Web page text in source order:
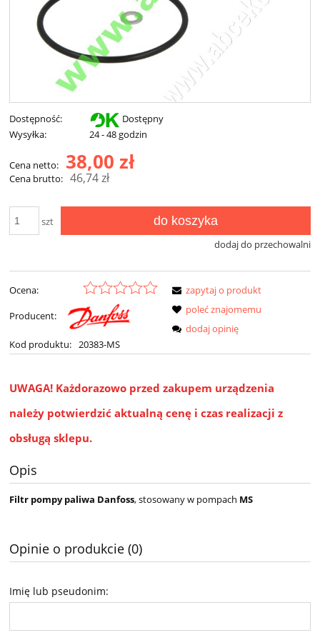
Dostępność:
Dostępny
Wysyłka:
24 - 48 godzin
Cena netto: 38,00 zł
Cena brutto: 46,74 zł
szt do koszyka
dodaj do przechowalni
Ocena:
Producent:
Kod produktu: 20383-MS
zapytaj o produkt
poleć znajomemu
dodaj opinię
UWAGA! Każdorazowo przed zakupem urządzenia
należy potwierdzić aktualną cenę i czas realizacji z
obsługą sklepu.
Opis
Filtr pompy paliwa Danfoss, stosowany w pompach MS
Opinie o produkcie (0)
Imię lub pseudonim: